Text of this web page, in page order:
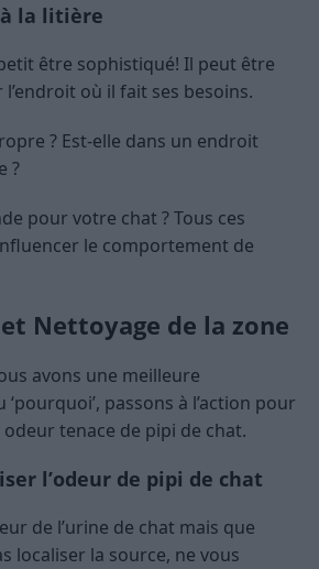
la litière
être sophistiqué! Il peut être
où il fait ses besoins.
? Est-elle dans un endroit
?
pour votre chat ? Tous ces
le comportement de
Nettoyage de la zone
avons une meilleure
passons à l’action pour
tenace de pipi de chat.
l’odeur de pipi de chat
de l’urine de chat mais que
localiser la source, ne vous